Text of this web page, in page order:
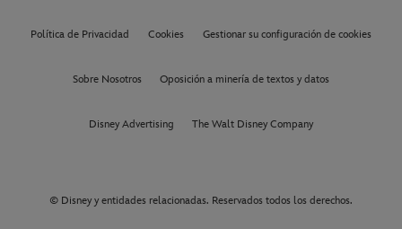
Política de Privacidad Cookies Gestionar su configuración de cookies
Sobre Nosotros Oposición a minería de textos y datos
Disney Advertising The Walt Disney Company
© Disney y entidades relacionadas. Reservados todos los derechos.